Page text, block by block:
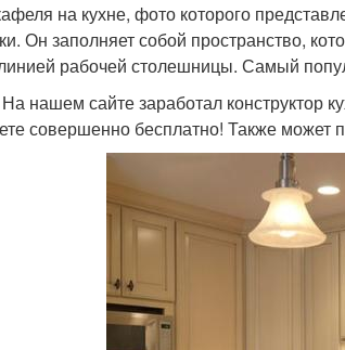
на кухне, фото которого
Он заполняет собой пространство,
рабочей столешницы. Самый
нашем сайте заработал конструктор
совершенно бесплатно! Также может